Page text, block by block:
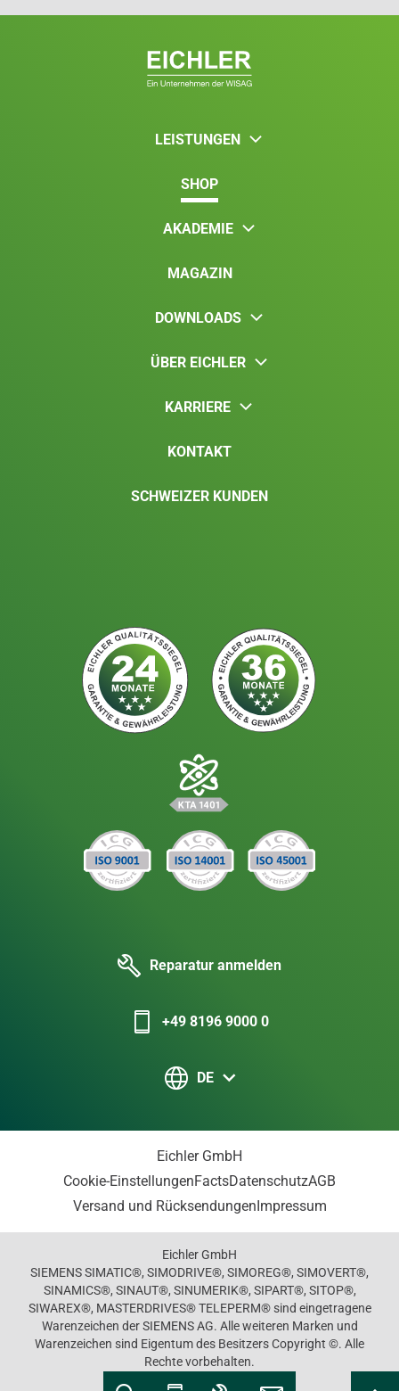
LEISTUNGEN
SHOP
AKADEMIE
MAGAZIN
DOWNLOADS
ÜBER EICHLER
KARRIERE
KONTAKT
SCHWEIZER KUNDEN
Reparatur anmelden
+49 8196 9000 0
DE
Eichler GmbH
Cookie-EinstellungenFactsDatenschutzAGB
Versand und RücksendungenImpressum
Eichler GmbH
SIEMENS SIMATIC®, SIMODRIVE®, SIMOREG®, SIMOVERT®,
SINAMICS®, SINAUT®, SINUMERIK®, SIPART®, SITOP®,
SIWAREX®, MASTERDRIVES® TELEPERM® sind eingetragene
Warenzeichen der SIEMENS AG. Alle weiteren Marken und
Warenzeichen sind Eigentum des Besitzers Copyright ©. Alle
Rechte vorbehalten.